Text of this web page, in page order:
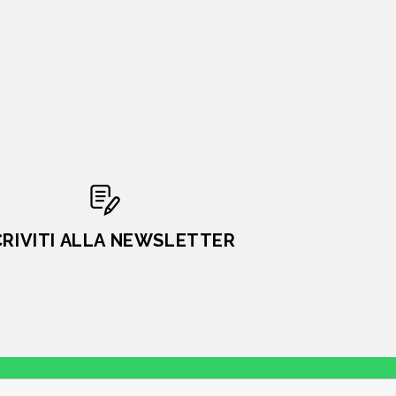
ALLA NEWSLETTER